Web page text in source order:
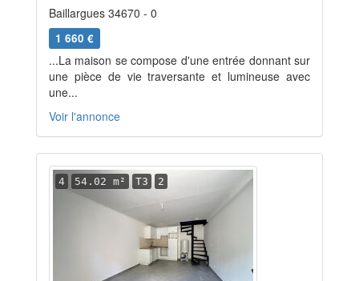
Baillargues 34670 - 0
1 660 €
...La maison se compose d'une entrée donnant sur
une pièce de vie traversante et lumineuse avec
une...
Voir l'annonce
4 54.02 m² T3 2